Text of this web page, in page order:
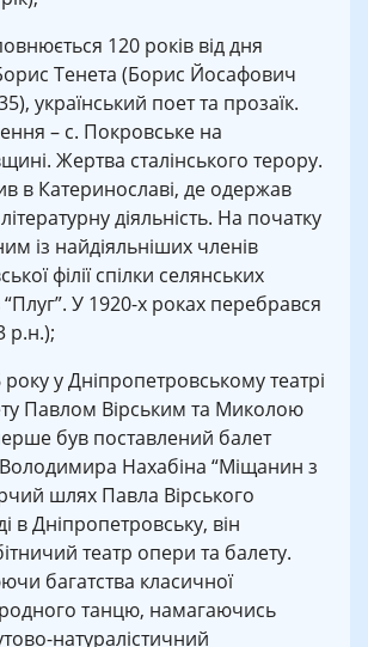
120 років від дня
Тенета (Борис Йосафович
український поет та прозаїк.
– с. Покровське на
Жертва сталінського терору.
в Катеринославі, де одержав
діяльність. На початку
із найдіяльніших членів
філії спілки селянських
У 1920-х роках перебрався
р.н.);
року у Дніпропетровському театрі
Павлом Вірським та Миколою
був поставлений балет
Нахабіна “Міщанин з
шлях Павла Вірського
в Дніпропетровську, він
театр опери та балету.
багатства класичної
танцю, намагаючись
натуралістичний